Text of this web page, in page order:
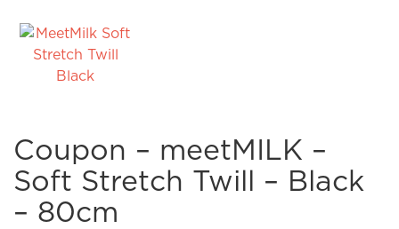
Coupon – meetMILK –
Soft Stretch Twill – Black
– 80cm